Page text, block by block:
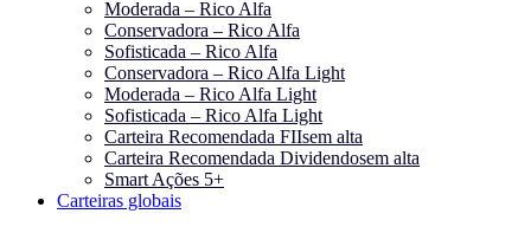
Moderada – Rico Alfa
Conservadora – Rico Alfa
Sofisticada – Rico Alfa
Conservadora – Rico Alfa Light
Moderada – Rico Alfa Light
Sofisticada – Rico Alfa Light
Carteira Recomendada FIIsem alta
Carteira Recomendada Dividendosem alta
Smart Ações 5+
Carteiras globais